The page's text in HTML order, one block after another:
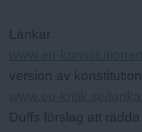
Länkar
www.eu-
version av
www.eu-kritik.se/
Duffs förslag att